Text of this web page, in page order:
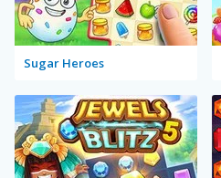
Sugar Heroes